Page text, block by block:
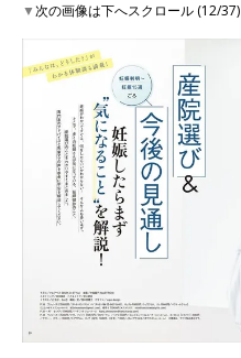
▼次の画像は下へスクロール (12/37)